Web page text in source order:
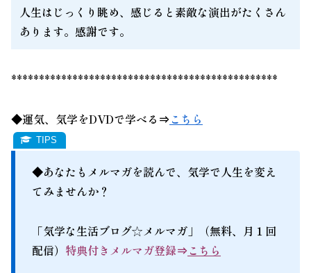
人生はじっくり眺め、感じると素敵な演出がたくさん
あります。感謝です。
************************************************
◆運気、気学をDVDで学べる⇒こちら
◆あなたもメルマガを読んで、気学で人生を変え
てみませんか？
「気学な生活ブログ☆メルマガ」（無料、月１回
配信） 特典付きメルマガ登録⇒ こちら